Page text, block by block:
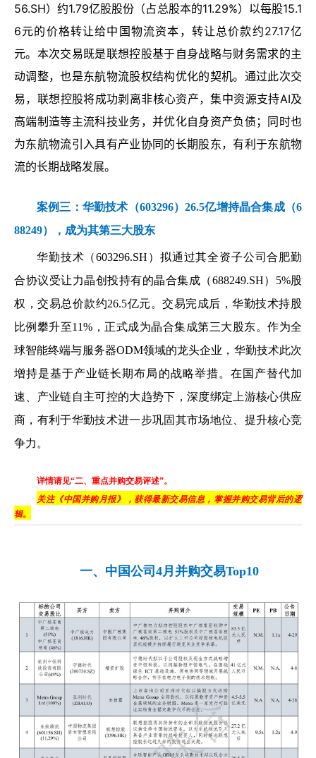
56.SH）约1.79亿股股份（占总股本的11.29%）以每股15.1
6元的价格转让给中国物流资本，转让总价款约27.17亿
元。本次交易既是联想控股基于自身战略与财务需求的主
动调整，也是东航物流股权结构优化的契机。通过此次交
易，联想控股将成功剥离非核心资产，集中资源支持AI及
高端制造等主流科技业务，并优化自身资产负债；同时也
为东航物流引入具有产业协同的长期股东，有利于东航物
流的长期战略发展。
案例三： 华勤技术（603296）26.5亿增持晶合集成（6
88249），成为其第三大股东
华勤技术（603296.SH）拟通过其全资子公司合肥勤
合协议受让力晶创投持有的晶合集成（688249.SH）5%股
权，交易总价款约26.5亿元。交易完成后，华勤技术持股
比例攀升至11%，正式成为晶合集成第三大股东。作为全
球智能终端与服务器ODM领域的龙头企业，华勤技术此次
增持是基于产业链长期布局的战略举措。在国产替代加
速、产业链自主可控的大趋势下，深度绑定上游核心供应
商，有利于华勤技术进一步巩固其市场地位、提升核心竞
争力。
详情请见“二、重点并购交易评述”。
关注《中国并购月报》，获得最新交易信息，掌握并购交易背后的逻
辑。
一、中国公司4月并购交易Top10